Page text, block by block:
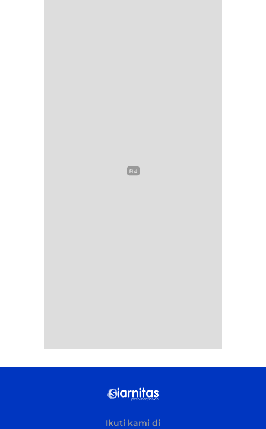
Ikuti kami di